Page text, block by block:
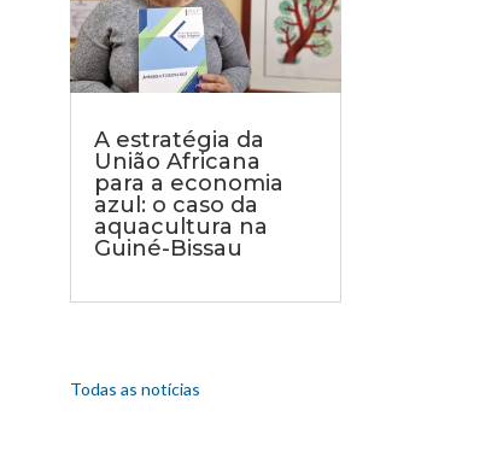
A estratégia da
União Africana
para a economia
azul: o caso da
aquacultura na
Guiné-Bissau
Todas as notícias